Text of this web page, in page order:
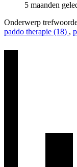
5 maanden
Onderwerp
paddo therapie (18) ,